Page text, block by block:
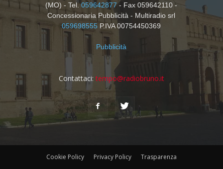
(MO) - Tel.059642877- Fax 059642110 -
Concessionaria Pubblicità - Multiradio srl
059698555 P.IVA 00754450369
Pubblicità
Contattaci: tempo@radiobruno.it
Cookie Policy Privacy Policy Trasparenza